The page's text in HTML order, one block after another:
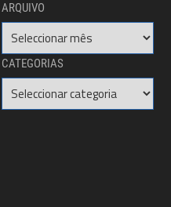
ARQUIVO
Arquivo
CATEGORIAS
Categorias